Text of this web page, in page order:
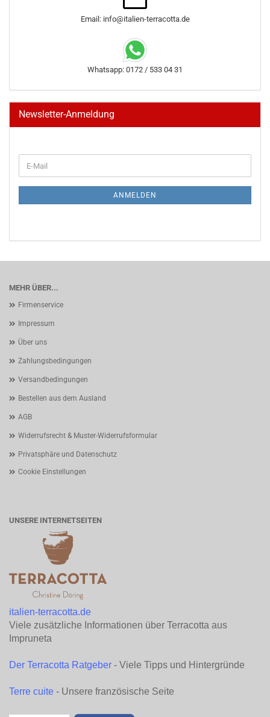
Email: info@italien-terracotta.de
Whatsapp: 0172 / 533 04 31
Newsletter-Anmeldung
ZUR
E-
Mail
ANMELDEN
MEHR ÜBER...
Firmenservice
Impressum
Über uns
Zahlungsbedingungen
Versandbedingungen
Bestellen aus dem Ausland
AGB
Widerrufsrecht & Muster-Widerrufsformular
Privatsphäre und Datenschutz
Cookie Einstellungen
UNSERE INTERNETSEITEN
italien-terracotta.de
Viele zusätzliche Informationen über Terracotta aus
Impruneta
Der Terracotta Ratgeber - Viele Tipps und Hintergründe
Terre cuite - Unsere französische Seite